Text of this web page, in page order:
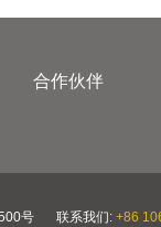
合作伙伴
号 联系我们: +86